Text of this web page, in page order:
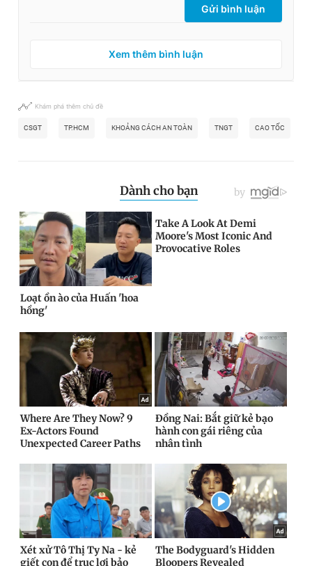
Gửi bình luận
Xem thêm bình luận
Khám phá thêm chủ đề
CSGT TP.HCM KHOẢNG CÁCH AN TOÀN TNGT CAO TỐC